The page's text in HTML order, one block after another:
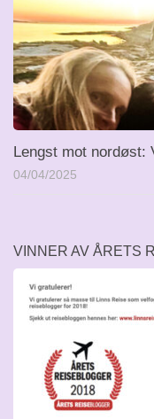
Lengst mot nordøst:
04/04/2025
VINNER AV ÅRETS